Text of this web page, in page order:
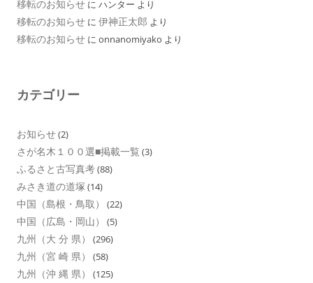
移転のお知らせ に ハンター より
移転のお知らせ に 伊神正太郎 より
移転のお知らせ に onnanomiyako より
カテゴリー
お知らせ(2)
さが名木１００選■掲載一覧 (3)
ふるさと古写真考(88)
みさき道の道塚 (14)
中国（島根・鳥取） (22)
中国（広島・岡山） (5)
九州（大 分 県） (296)
九州（宮 崎 県） (58)
九州（沖 縄 県） (125)